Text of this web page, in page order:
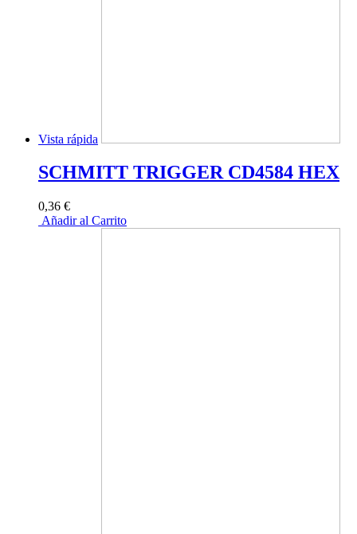
Vista rápida
SCHMITT TRIGGER CD4584 HEX
0,36 €
Añadir al Carrito